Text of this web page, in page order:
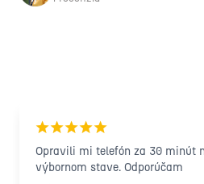
¡¡¡¡¡
Opravili mi telefón za 30 minút
výbornom stave. Odporúčam